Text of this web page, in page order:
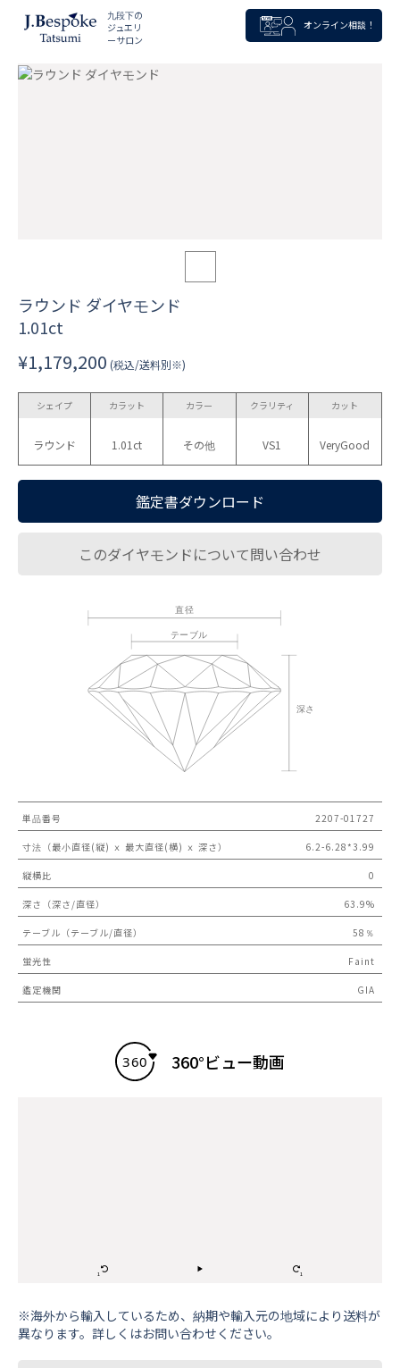
九段下の
ジュエリ
ーサロン
オンライン相談！
ラウンド ダイヤモンド
1.01ct
¥1,179,200 (税込/送料別※)
シェイプ
ラウンド
カラット
1.01ct
カラー
その他
クラリティ
VS1
カット
VeryGood
鑑定書ダウンロード
このダイヤモンドについて問い合わせ
単品番号 2207-01727
寸法（最小直径(縦) ｘ 最大直径(横) ｘ 深さ） 6.2-6.28*3.99
縦横比 0
深さ（深さ/直径） 63.9%
テーブル（テーブル/直径） 58％
蛍光性 Faint
鑑定機関 GIA
360°ビュー動画
※海外から輸⼊しているため、納期や輸⼊元の地域により送料が
異なります。詳しくはお問い合わせください。